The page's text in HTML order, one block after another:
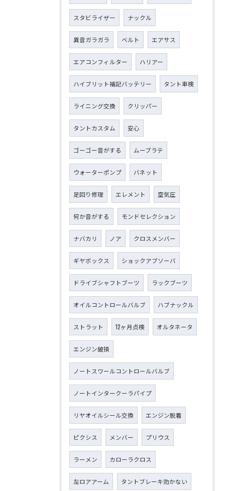
スタビライザー ナックル
異音ガラガラ ベルト エアサス
エアコンフィルター ハリアー
ハイブリット補記バッテリー タント車検
ライニング交換 クリッパー
タントカスタム 安心
ゴーゴー音がする ムーブラテ
ウォーターポンプ バネット
足回り修理 エレメント 空気圧
何か音がする モンドセレクション
ナバカリ ノア クロスメンバー
ギヤボックス ショックアブソーバ
ドライブシャフトブーツ ラックブーツ
オイルコントロールバルブ ハブナックル
ストラット 12ヶ月点検 オルタネータ
エンジン破損
ノートスワールコントロールバルブ
ノートインタークーラパイプ
リヤオイルシール交換 エンジン脱着
ピクシス メンバー プリウス
ラーメン カローラクロス
左ロアアーム タントブレーキ効かない